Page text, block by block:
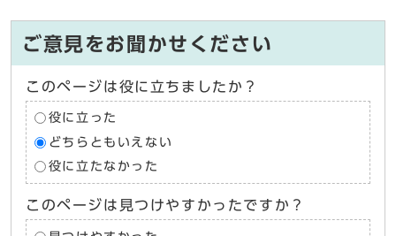
ご意見をお聞かせください
このページは役に立ちましたか？
役に立った
どちらともいえない
役に立たなかった
このページは見つけやすかったですか？